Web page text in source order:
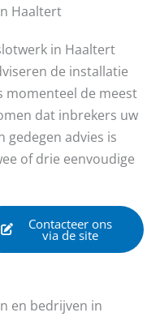
Haaltert
in Haaltert
de installatie
de meest
dat inbrekers uw
gedegen advies is
of drie eenvoudige
Contacteer ons
via de site
en bedrijven in